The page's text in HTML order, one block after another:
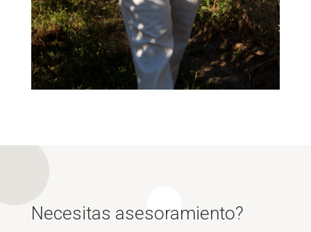
Necesitas asesoramiento?